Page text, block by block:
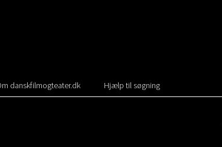
danskfilmogteater.dk Hjælp til søgning